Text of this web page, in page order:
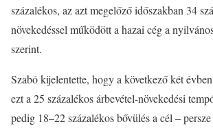
százalékos, az azt megelőző időszakban 34
növekedéssel működött a hazai cég a
szerint.
Szabó kijelentette, hogy a következő két
ezt a 25 százalékos árbevétel-növekedési
pedig 18–22 százalékos bővülés a cél –